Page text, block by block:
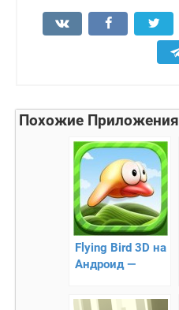
Похожие Приложения
Flying Bird 3D на
Андроид —